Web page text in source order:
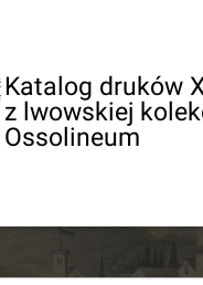
Katalog druków
z lwowskiej
Ossolineum